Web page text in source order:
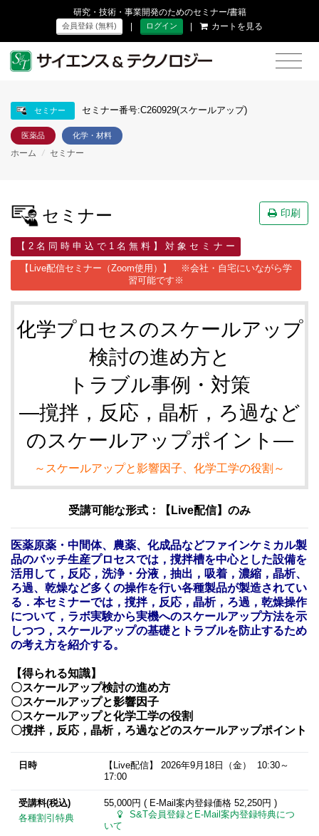
研究・技術・事業開発のためのセミナー/書籍
会員登録 (無料) | ログイン | カートを見る
セミナー セミナー番号:C260929(スケールアップ)
医薬品 化学・材料
ホーム / セミナー
セミナー 印刷
【 2 名 同 時 申 込 で 1 名 無 料 】 対 象 セ ミ ナ ー
【Live配信セミナー（Zoom使用）】 ※会社・自宅にいながら学
習可能です※
化学プロセスのスケールアップ
検討の進め方と
トラブル事例・対策
―撹拌，反応，晶析，ろ過など
のスケールアップポイント―
～スケールアップと影響因子、化学工学の役割～
受講可能な形式：【Live配信】のみ
医薬原薬・中間体、農薬、化成品などファインケミカル製
品のバッチ生産プロセスでは，撹拌槽を中心とした設備を
活用して，反応，洗浄・分液，抽出，吸着，濃縮，晶析、
ろ過、乾燥など多くの操作を行い各種製品が製造されてい
る．本セミナーでは，撹拌，反応，晶析，ろ過，乾燥操作
について，ラボ実験から実機へのスケールアップ方法を示
しつつ，スケールアップの基礎とトラブルを防止するため
の考え方を紹介する。
【得られる知識】
〇スケールアップ検討の進め方
〇スケールアップと影響因子
〇スケールアップと化学工学の役割
〇撹拌，反応，晶析，ろ過などのスケールアップポイント
日時 【Live配信】 2026年9月18日
（金） 10:30～
17:00
受講料(税込)
各種割引特典
55,000円 ( E-Mail案内登録価格 52,250円 )
S&T会員登録とE-Mail案内登録特典につ
いて